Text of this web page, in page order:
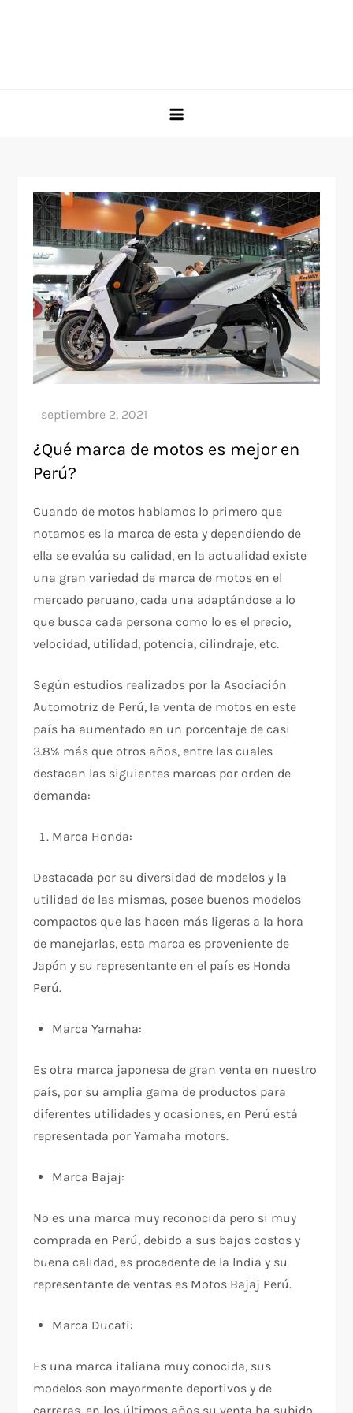
¿Qué marca de motos es mejor en
Perú?
Cuando de motos hablamos lo primero que
notamos es la marca de esta y dependiendo de
ella se evalúa su calidad, en la actualidad existe
una gran variedad de marca de motos en el
mercado peruano, cada una adaptándose a lo
que busca cada persona como lo es el precio,
velocidad, utilidad, potencia, cilindraje, etc.
Según estudios realizados por la Asociación
Automotriz de Perú, la venta de motos en este
país ha aumentado en un porcentaje de casi
3.8% más que otros años, entre las cuales
destacan las siguientes marcas por orden de
demanda:
Marca Honda:
Destacada por su diversidad de modelos y la
utilidad de las mismas, posee buenos modelos
compactos que las hacen más ligeras a la hora
de manejarlas, esta marca es proveniente de
Japón y su representante en el país es Honda
Perú.
Marca Yamaha:
Es otra marca japonesa de gran venta en nuestro
país, por su amplia gama de productos para
diferentes utilidades y ocasiones, en Perú está
representada por Yamaha motors.
Marca Bajaj:
No es una marca muy reconocida pero si muy
comprada en Perú, debido a sus bajos costos y
buena calidad, es procedente de la India y su
representante de ventas es Motos Bajaj Perú.
Marca Ducati:
Es una marca italiana muy conocida, sus
modelos son mayormente deportivos y de